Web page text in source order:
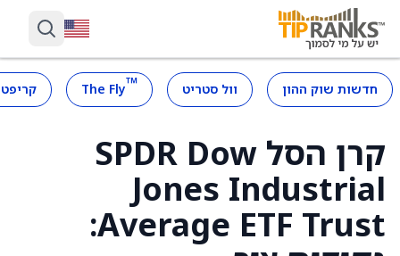
חדשות שוק ההון וול סטריט ™
The Fly
קרן הסל SPDR Dow
Jones Industrial
Average ETF Trust: